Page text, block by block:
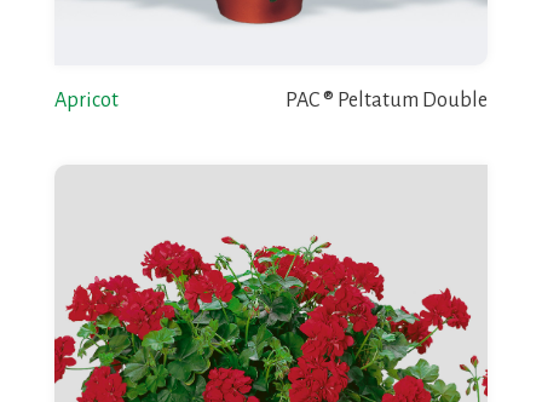
Apricot PAC ® Peltatum Double